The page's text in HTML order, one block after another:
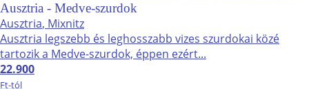
Ausztria - Medve-szurdok
Ausztria, Mixnitz
Ausztria legszebb és leghosszabb vizes szurdokai közé
tartozik a Medve-szurdok, éppen ezért...
22.900
Ft-tól